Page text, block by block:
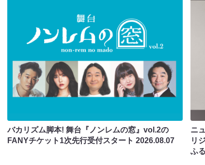
バカリズム脚本! 舞台『ノンレムの窓』vol.2の
FANYチケット1次先行受付スタート2026.08.07
ニ
リ
ふ